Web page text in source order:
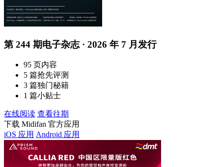
第 244 期电子杂志 · 2026 年 7 月发行
95 页内容
5 篇抢先评测
3 篇独门秘籍
1 篇小贴士
在线阅读 查看往期
下载 Midifan 官方应用
iOS 应用 Android 应用